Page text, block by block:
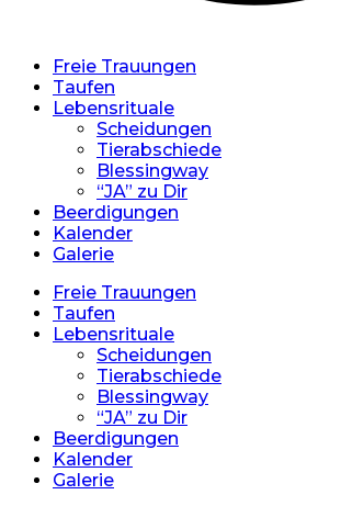
Freie Trauungen
Taufen
Lebensrituale
Scheidungen
Tierabschiede
Blessingway
“JA” zu Dir
Beerdigungen
Kalender
Galerie
Freie Trauungen
Taufen
Lebensrituale
Scheidungen
Tierabschiede
Blessingway
“JA” zu Dir
Beerdigungen
Kalender
Galerie